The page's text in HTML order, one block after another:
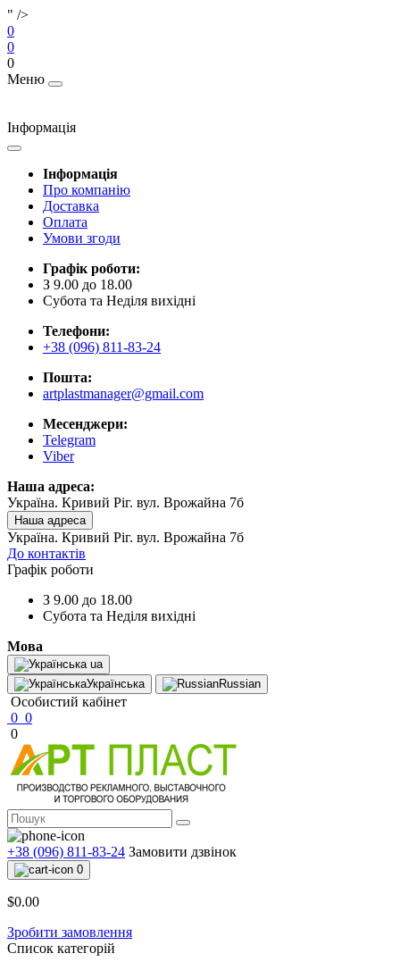
" />
0
0
0
Меню
Інформація
Інформація
Про компанію
Доставка
Оплата
Умови згоди
Графік роботи:
З 9.00 до 18.00
Субота та Неділя вихідні
Телефони:
+38 (096) 811-83-24
Пошта:
artplastmanager@gmail.com
Месенджери:
Telegram
Viber
Наша адреса:
Україна. Кривий Ріг. вул. Врожайна 7б
Наша адреса
Україна. Кривий Ріг. вул. Врожайна 7б
До контактів
Графік роботи
З 9.00 до 18.00
Субота та Неділя вихідні
Мова
ua
Українська
Russian
Особистий кабінет
0 0
0
+38 (096) 811-83-24 Замовити дзвінок
0
$0.00
Зробити замовлення
Список категорій